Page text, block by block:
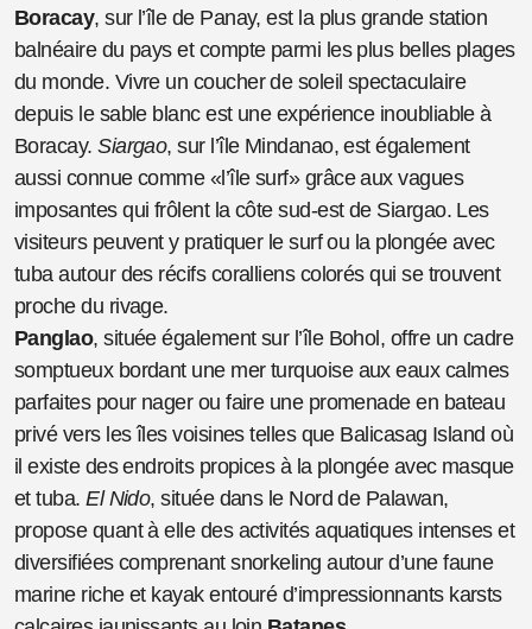
Boracay, sur l’île de Panay, est la plus grande station
balnéaire du pays et compte parmi les plus belles plages
du monde. Vivre un coucher de soleil spectaculaire
depuis le sable blanc est une expérience inoubliable à
Boracay.Siargao, sur l’île Mindanao, est également
aussi connue comme «l’île surf» grâce aux vagues
imposantes qui frôlent la côte sud-est de Siargao. Les
visiteurs peuvent y pratiquer le surf ou la plongée avec
tuba autour des récifs coralliens colorés qui se trouvent
proche du rivage.
Panglao, située également sur l’île Bohol, offre un cadre
somptueux bordant une mer turquoise aux eaux calmes
parfaites pour nager ou faire une promenade en bateau
privé vers les îles voisines telles que Balicasag Island où
il existe des endroits propices à la plongée avec masque
et tuba.El Nido, située dans le Nord de Palawan,
propose quant à elle des activités aquatiques intenses et
diversifiées comprenant snorkeling autour d’une faune
marine riche et kayak entouré d’impressionnants karsts